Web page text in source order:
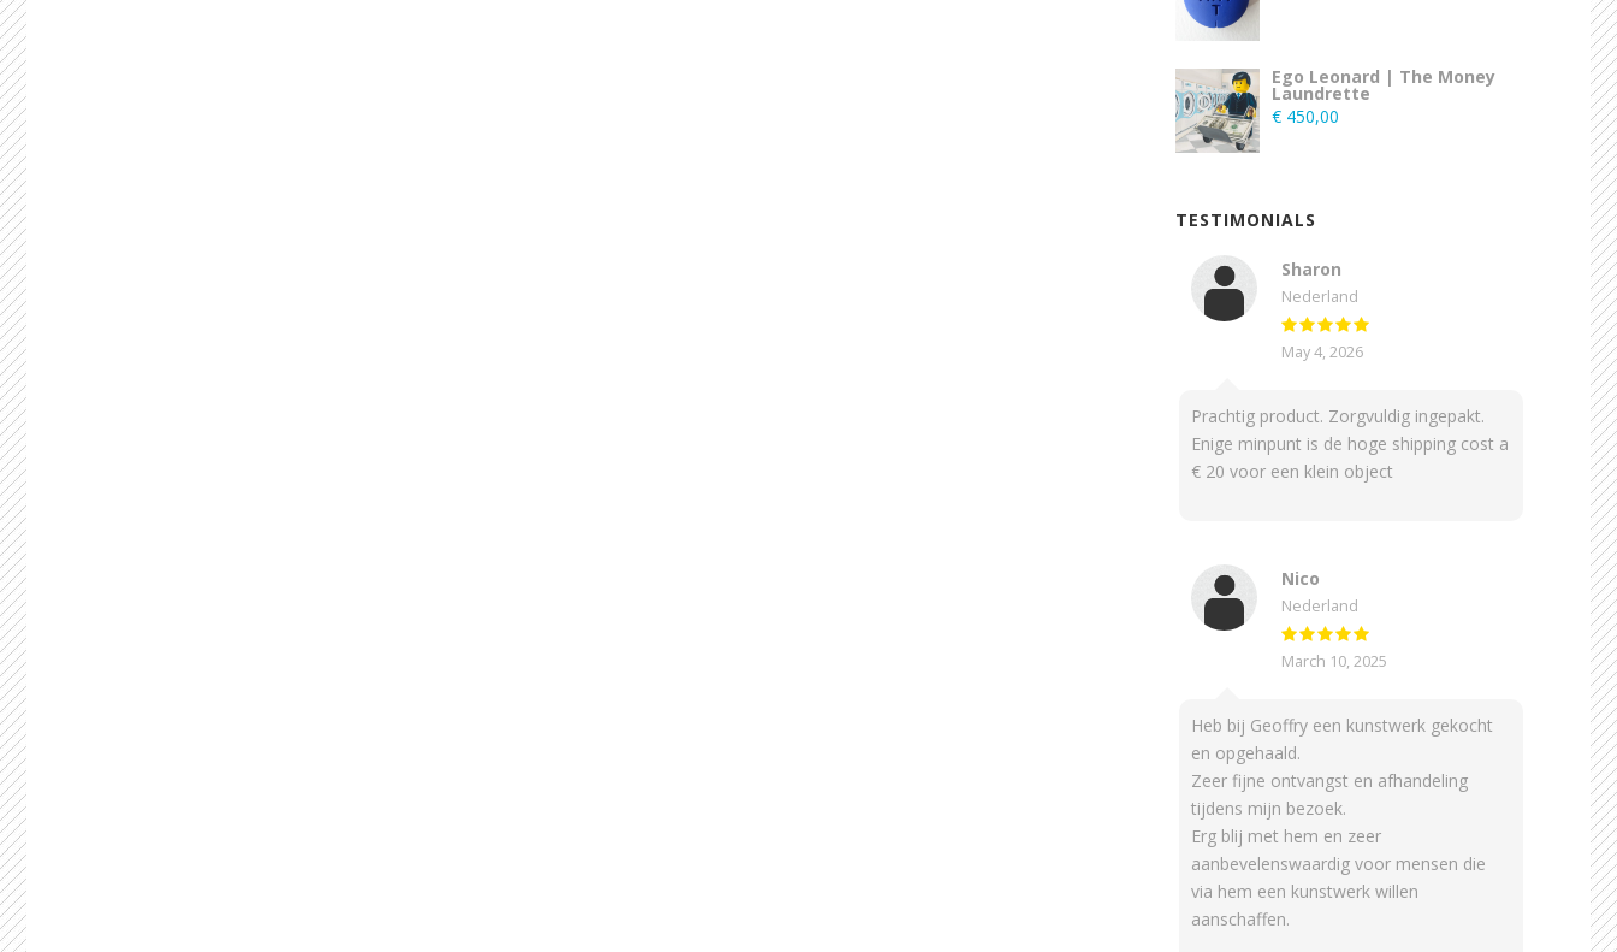
Ego Leonard | The Money
Laundrette
€ 450,00
TESTIMONIALS
Sharon
Nederland
May 4, 2026
Prachtig product. Zorgvuldig ingepakt.
Enige minpunt is de hoge shipping cost a
€ 20 voor een klein object
Nico
Nederland
March 10, 2025
Heb bij Geoffry een kunstwerk gekocht
en opgehaald.
Zeer fijne ontvangst en afhandeling
tijdens mijn bezoek.
Erg blij met hem en zeer
aanbevelenswaardig voor mensen die
via hem een kunstwerk willen
aanschaffen.